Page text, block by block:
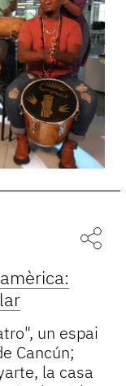
un espai
Cancún;
la casa